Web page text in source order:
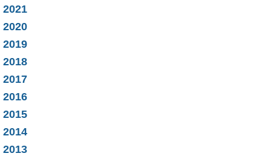
2021
2020
2019
2018
2017
2016
2015
2014
2013